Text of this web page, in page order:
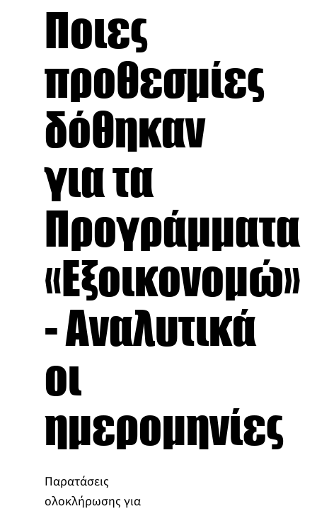
Ποιες
προθεσμίες
δόθηκαν
για τα
Προγράμματα
«Εξοικονομώ»
- Αναλυτικά
οι
ημερομηνίες
Παρατάσεις
ολοκλήρωσης για